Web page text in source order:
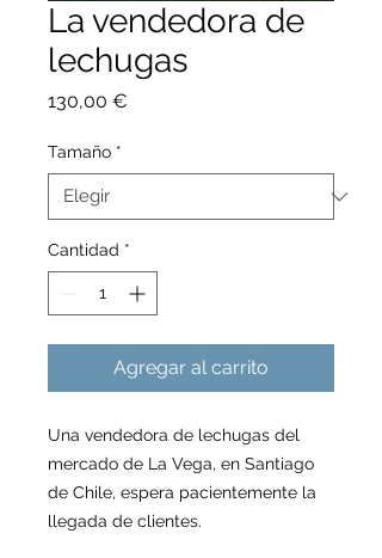
La vendedora de
lechugas
130,00 €
Tamaño *
Cantidad *
Agregar al carrito
Una vendedora de lechugas del
mercado de La Vega, en Santiago
de Chile, espera pacientemente la
llegada de clientes.